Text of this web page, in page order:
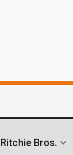
Ritchie Bros.